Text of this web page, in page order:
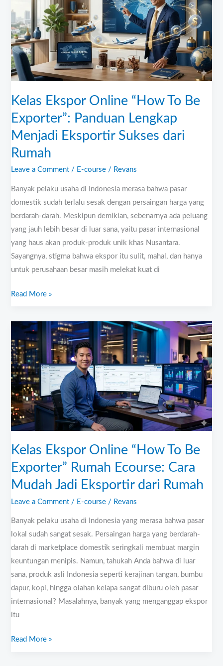
Kelas Ekspor Online “How To Be
Exporter”: Panduan Lengkap
Menjadi Eksportir Sukses dari
Rumah
Leave a Comment / E-course / Revans
Banyak pelaku usaha di Indonesia merasa bahwa pasar
domestik sudah terlalu sesak dengan persaingan harga yang
berdarah-darah. Meskipun demikian, sebenarnya ada peluang
yang jauh lebih besar di luar sana, yaitu pasar internasional
yang haus akan produk-produk unik khas Nusantara.
Sayangnya, stigma bahwa ekspor itu sulit, mahal, dan hanya
untuk perusahaan besar masih melekat kuat di
“How
To
Be
Exporter”:
Panduan
Lengkap
Menjadi
Sukses
dari
Rumah
Read More »
Kelas Ekspor Online “How To Be
Exporter” Rumah Ecourse: Cara
Mudah Jadi Eksportir dari Rumah
Leave a Comment / E-course / Revans
Banyak pelaku usaha di Indonesia yang merasa bahwa pasar
lokal sudah sangat sesak. Persaingan harga yang berdarah-
darah di marketplace domestik seringkali membuat margin
keuntungan menipis. Namun, tahukah Anda bahwa di luar
sana, produk asli Indonesia seperti kerajinan tangan, bumbu
dapur, kopi, hingga olahan kelapa sangat diburu oleh pasar
internasional? Masalahnya, banyak yang menganggap ekspor
itu
Kelas
Ekspor
Online
“How
To
Be
Exporter”
Rumah
Cara
Mudah
Eksportir
dari
Read More »